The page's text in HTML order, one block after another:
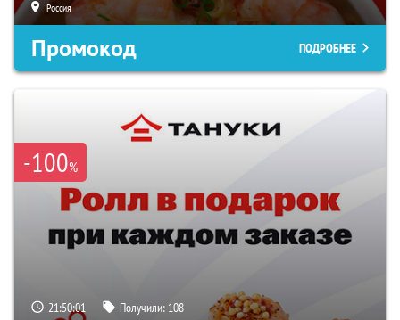
Россия
Промокод ПОДРОБНЕЕ
-100%
21:50:00 Получили: 108